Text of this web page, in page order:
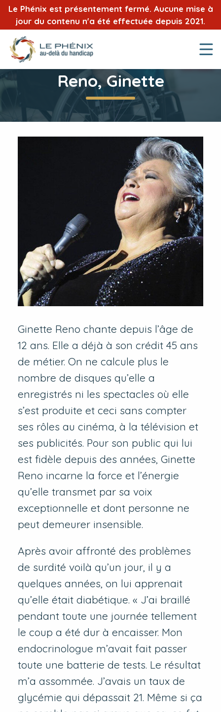
Le Phénix est présentement fermé. Aucune mise à
jour du contenu n'a été effectuée depuis 2021.
Reno, Ginette
Ginette Reno chante depuis l’âge de
12 ans. Elle a déjà à son crédit 45 ans
de métier. On ne calcule plus le
nombre de disques qu’elle a
enregistrés ni les spectacles où elle
s’est produite et ceci sans compter
ses rôles au cinéma, à la télévision et
ses publicités. Pour son public qui lui
est fidèle depuis des années, Ginette
Reno incarne la force et l’énergie
qu’elle transmet par sa voix
exceptionnelle et dont personne ne
peut demeurer insensible.
Après avoir affronté des problèmes
de surdité voilà qu’un jour, il y a
quelques années, on lui apprenait
qu’elle était diabétique. « J’ai braillé
pendant toute une journée tellement
le coup a été dur à encaisser. Mon
endocrinologue m’avait fait passer
toute une batterie de tests. Le résultat
m’a assommée. J’avais un taux de
glycémie qui dépassait 21. Même si ça